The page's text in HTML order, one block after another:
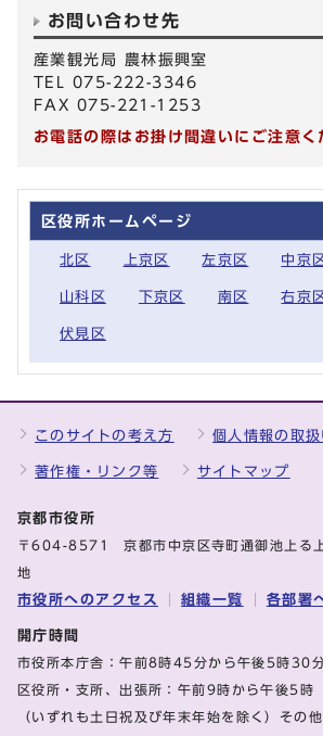
お問い合わせ先
産業観光局 農林振興室
TEL 075-222-3346
FAX 075-221-1253
お電話の際はお掛け間違いにご注意く
区役所ホームページ
北区 上京区 左京区 中京
山科区 下京区 南区 右京
伏見区
このサイトの考え方 個人情報の取扱
著作権・リンク等 サイトマップ
京都市役所
〒604-8571 京都市中京区寺町通御池上る
地
市役所へのアクセス 組織一覧 各部署
開庁時間
市役所本庁舎：午前8時45分から午後5時30
区役所・支所、出張所：午前9時から午後5時
（いずれも土日祝及び年末年始を除く）その